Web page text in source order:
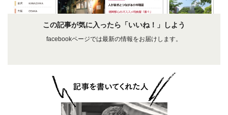
この記事が気に入ったら「いいね！」しよう
facebookページでは最新の情報をお届けします。